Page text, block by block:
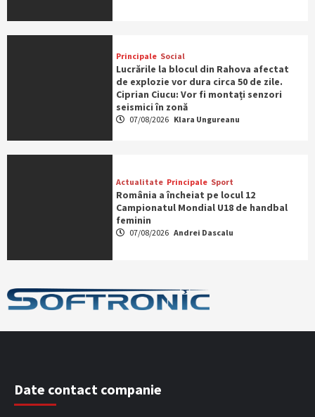
Principale Social
Lucrările la blocul din Rahova afectat
de explozie vor dura circa 50 de zile.
Ciprian Ciucu: Vor fi montați senzori
seismici în zonă
07/08/2026 Klara Ungureanu
Actualitate Principale Sport
România a încheiat pe locul 12
Campionatul Mondial U18 de handbal
feminin
07/08/2026 Andrei Dascalu
Date contact companie